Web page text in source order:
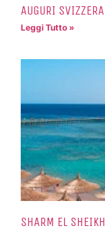
AUGURI SVIZZERA
Leggi Tutto »
SHARM EL SHEIKH